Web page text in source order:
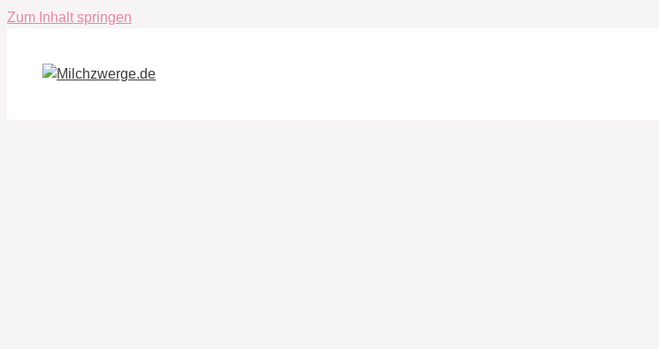
Zum Inhalt springen